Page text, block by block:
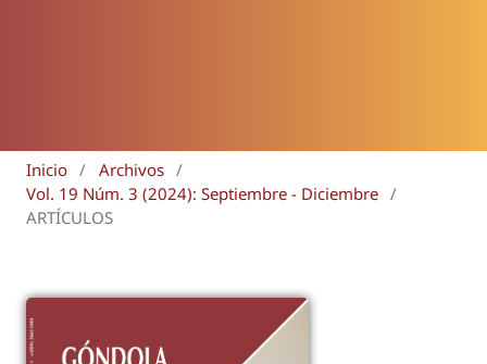
Inicio / Archivos /
Vol. 19 Núm. 3 (2024): Septiembre - Diciembre /
ARTÍCULOS